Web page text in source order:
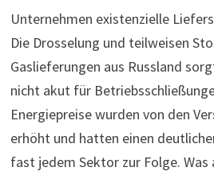
Unternehmen existenzielle
Die Drosselung und teilweisen
Gaslieferungen aus Russland
nicht akut für
Energiepreise wurden von den
erhöht und hatten einen
fast jedem Sektor zur Folge. Was